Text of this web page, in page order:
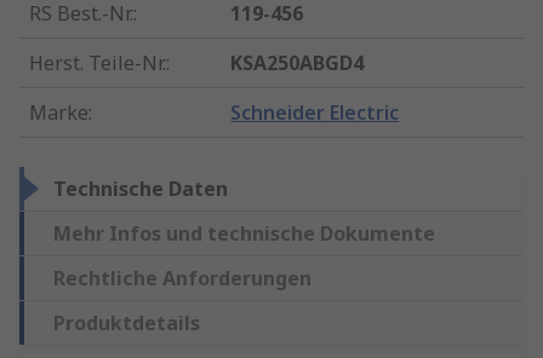
RS Best.-Nr.:
119-456
Herst. Teile-Nr.:
KSA250ABGD4
Marke: Schneider Electric
Technische Daten
Mehr Infos und technische Dokumente
Rechtliche Anforderungen
Produktdetails